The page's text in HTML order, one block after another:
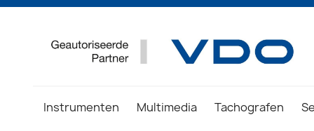
Instrumenten Multimedia Tachografen